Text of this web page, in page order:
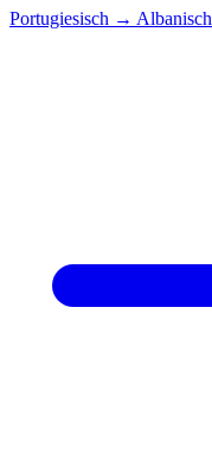
Portugiesisch → Albanisch